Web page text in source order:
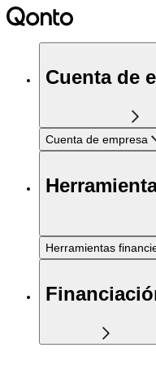
Cuenta de
Cuenta de empresa
Herramientas